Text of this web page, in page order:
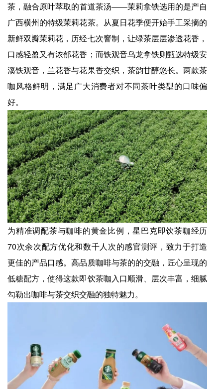
茶，融合原叶萃取的首道茶汤——茉莉拿铁选用的是产自
广西横州的特级茉莉花茶。从夏日花季便开始手工采摘的
新鲜双瓣茉莉花，历经七次窨制，让绿茶层层渗透花香，
口感轻盈又有浓郁花香；而铁观音乌龙拿铁则甄选特级安
溪铁观音，兰花香与花果香交织，茶韵甘醇悠长。两款茶
咖风格鲜明，满足广大消费者对不同茶叶类型的口味偏
好。
为精准调配茶与咖啡的黄金比例，星巴克即饮茶咖经历
70次余次配方优化和数千人次的感官测评，致力于打造
更佳的产品口感。高品质咖啡与茶的的交融，匠心呈现的
低糖配方，使得这款即饮茶咖入口顺滑、层次丰富，细腻
勾勒出咖啡与茶交织交融的独特魅力。